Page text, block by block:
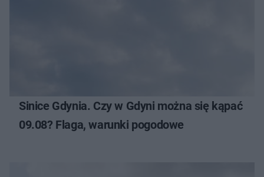
Sinice Gdynia. Czy w Gdyni można się kąpać
09.08? Flaga, warunki pogodowe